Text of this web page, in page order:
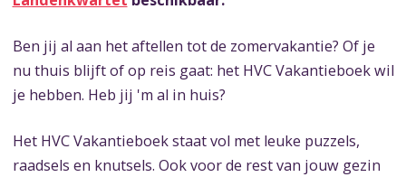
Ben jij al aan het aftellen tot de zomervakantie? Of je
nu thuis blijft of op reis gaat: het HVC Vakantieboek wil
je hebben. Heb jij 'm al in huis?
Het HVC Vakantieboek staat vol met leuke puzzels,
raadsels en knutsels. Ook voor de rest van jouw gezin